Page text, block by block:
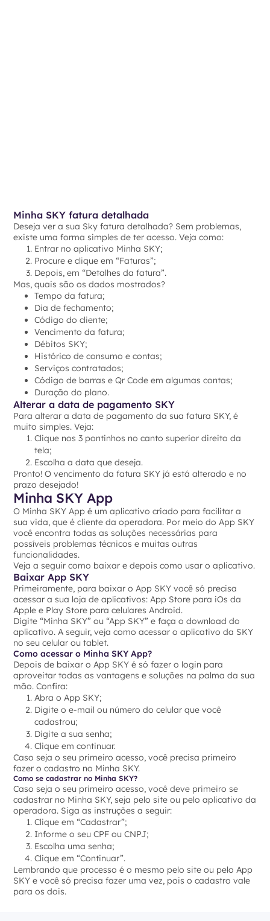
Minha SKY fatura detalhada
Deseja ver a sua Sky fatura detalhada? Sem problemas,
existe uma forma simples de ter acesso. Veja como:
Entrar no aplicativo Minha SKY;
Procure e clique em “Faturas”;
Depois, em “Detalhes da fatura”.
Mas, quais são os dados mostrados?
Tempo da fatura;
Dia de fechamento;
Código do cliente;
Vencimento da fatura;
Débitos SKY;
Histórico de consumo e contas;
Serviços contratados;
Código de barras e Qr Code em algumas contas;
Duração do plano.
Alterar a data de pagamento SKY
Para alterar a data de pagamento da sua fatura SKY, é
muito simples. Veja:
Clique nos 3 pontinhos no canto superior direito da
tela;
Escolha a data que deseja.
Pronto! O vencimento da fatura SKY já está alterado e no
prazo desejado!
Minha SKY App
O Minha SKY App é um aplicativo criado para facilitar a
sua vida, que é cliente da operadora. Por meio do App SKY
você encontra todas as soluções necessárias para
possíveis problemas técnicos e muitas outras
funcionalidades.
Veja a seguir como baixar e depois como usar o aplicativo.
Baixar App SKY
Primeiramente, para baixar o App SKY você só precisa
acessar a sua loja de aplicativos: App Store para iOs da
Apple e Play Store para celulares Android.
Digite “Minha SKY” ou “App SKY” e faça o download do
aplicativo. A seguir, veja como acessar o aplicativo da SKY
no seu celular ou tablet.
Como acessar o Minha SKY App?
Depois de baixar o App SKY é só fazer o login para
aproveitar todas as vantagens e soluções na palma da sua
mão. Confira:
Abra o App SKY;
Digite o e-mail ou número do celular que você
cadastrou;
Digite a sua senha;
Clique em continuar.
Caso seja o seu primeiro acesso, você precisa primeiro
fazer o cadastro no Minha SKY.
Como se cadastrar no Minha SKY?
Caso seja o seu primeiro acesso, você deve primeiro se
cadastrar no Minha SKY, seja pelo site ou pelo aplicativo da
operadora. Siga as instruções a seguir:
Clique em “Cadastrar”;
Informe o seu CPF ou CNPJ;
Escolha uma senha;
Clique em “Continuar”.
Lembrando que processo é o mesmo pelo site ou pelo App
SKY e você só precisa fazer uma vez, pois o cadastro vale
para os dois.